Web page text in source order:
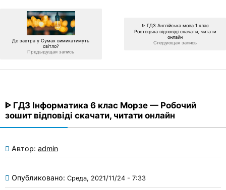
Де завтра у Сумах вимикатимуть
світло?
Предыдущая запись
ᐈ ГДЗ Англійська мова 1 клас
Ростоцька відповіді скачати, читати
онлайн
Следующая запись
ᐈ ГДЗ Інформатика 6 клас Морзе — Робочий
зошит відповіді скачати, читати онлайн
Автор: admin
Опубликовано: Среда, 2021/11/24 - 7:33